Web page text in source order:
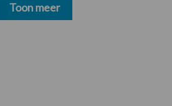
Toon meer